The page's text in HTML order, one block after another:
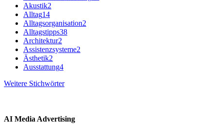
Akustik2
Alltag14
Alltagsorganisation2
Alltagstipps38
Architektur2
Assistenzsysteme2
Ästhetik2
Ausstattung4
Weitere Stichwörter
AI Media Advertising